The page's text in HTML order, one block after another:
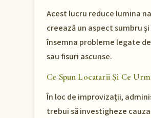
Acest lucru reduce lumina
creează un aspect sumbru
însemna probleme legate
sau fisuri ascunse.
Ce Spun Locatarii Și Ce
În loc de improvizații,
trebui să investigheze cauza